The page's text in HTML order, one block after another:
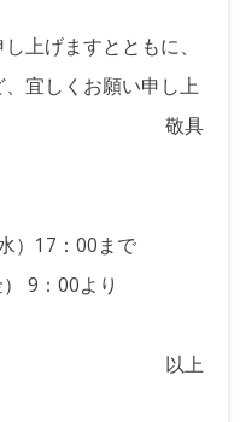
上げますとともに、
宜しくお願い申し上
敬具
）17：00まで
9：00より
以上